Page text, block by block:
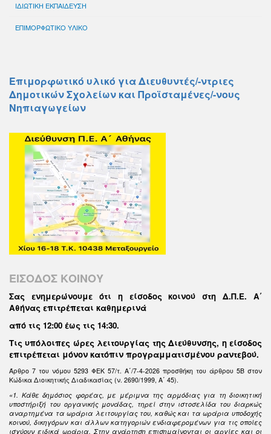
ΙΔΙΩΤΙΚΗ ΕΚΠΑΙΔΕΥΣΗ
ΕΠΙΜΟΡΦΩΤΙΚΟ ΥΛΙΚΟ
Επιμορφωτικό υλικό για Διευθυντές/-ντριες
Δημοτικών Σχολείων και Προϊσταμένες/-νους
Νηπιαγωγείων
ΕΙΣΟΔΟΣ ΚΟΙΝΟΥ
Σας ενημερώνουμε ότι η είσοδος κοινού στη Δ.Π.Ε. Α΄
Αθήνας επιτρέπεται καθημερινά
από τις 12:00 έως τις 14:30.
Τις υπόλοιπες ώρες λειτουργίας της Διεύθυνσης, η είσοδος
επιτρέπεται μόνον κατόπιν προγραμματισμένου ραντεβού.
Άρθρο 7 του νόμου 5293 ΦΕΚ 57/τ. Α΄/7-4-2026 προσθήκη του άρθρου 5Β στον
Κώδικα Διοικητικής Διαδικασίας (ν. 2690/1999, Α΄ 45).
«1. Κάθε δημόσιος φορέας, με μέριμνα της αρμόδιας για τη διοικητική
υποστήριξή του οργανικής μονάδας, τηρεί στην ιστοσελίδα του διαρκώς
αναρτημένα τα ωράρια λειτουργίας του, καθώς και τα ωράρια υποδοχής
κοινού, δικηγόρων και άλλων κατηγοριών ενδιαφερομένων για τις οποίες
ισχύουν ειδικά ωράρια. Στην ανάρτηση επισημαίνονται οι αργίες και οι